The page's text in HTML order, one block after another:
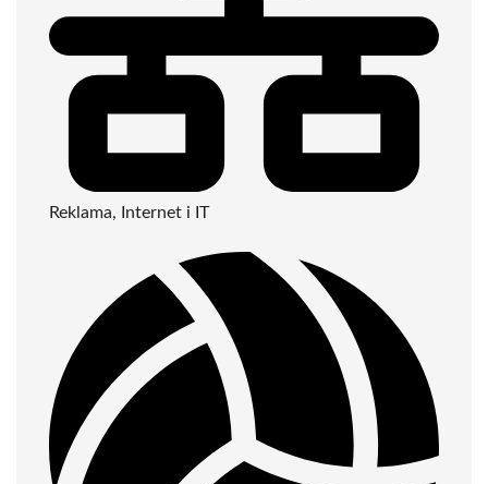
Reklama, Internet i IT